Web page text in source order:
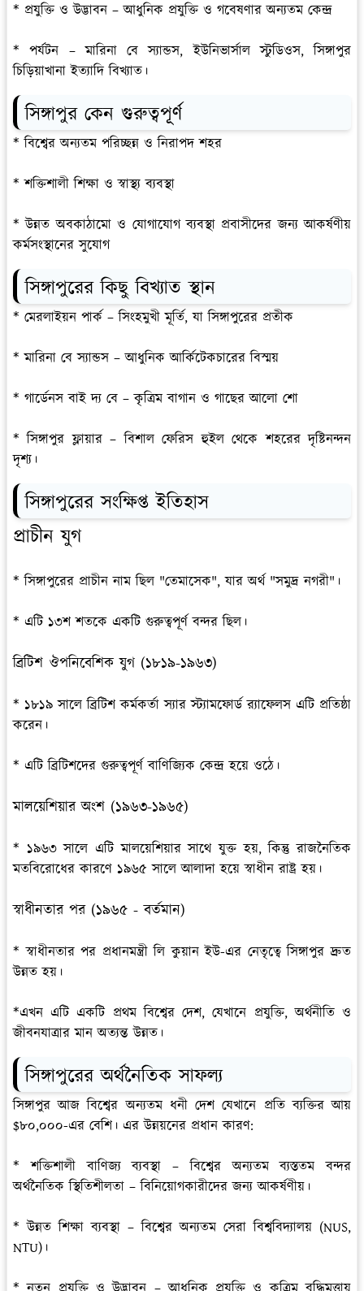
* প্রযুক্তি ও উদ্ভাবন – আধুনিক প্রযুক্তি ও গবেষণার অন্যতম কেন্দ্র
* পর্যটন – মারিনা বে স্যান্ডস, ইউনিভার্সাল স্টুডিওস, সিঙ্গাপুর
চিড়িয়াখানা ইত্যাদি বিখ্যাত।
সিঙ্গাপুর কেন গুরুত্বপূর্ণ
* বিশ্বের অন্যতম পরিচ্ছন্ন ও নিরাপদ শহর
* শক্তিশালী শিক্ষা ও স্বাস্থ্য ব্যবস্থা
* উন্নত অবকাঠামো ও যোগাযোগ ব্যবস্থা প্রবাসীদের জন্য আকর্ষণীয়
কর্মসংস্থানের সুযোগ
সিঙ্গাপুরের কিছু বিখ্যাত স্থান
* মেরলাইয়ন পার্ক – সিংহমুখী মূর্তি, যা সিঙ্গাপুরের প্রতীক
* মারিনা বে স্যান্ডস – আধুনিক আর্কিটেকচারের বিস্ময়
* গার্ডেনস বাই দ্য বে – কৃত্রিম বাগান ও গাছের আলো শো
* সিঙ্গাপুর ফ্লায়ার – বিশাল ফেরিস হুইল থেকে শহরের দৃষ্টিনন্দন
দৃশ্য।
সিঙ্গাপুরের সংক্ষিপ্ত ইতিহাস
প্রাচীন যুগ
* সিঙ্গাপুরের প্রাচীন নাম ছিল "তেমাসেক", যার অর্থ "সমুদ্র নগরী"।
* এটি ১৩শ শতকে একটি গুরুত্বপূর্ণ বন্দর ছিল।
ব্রিটিশ ঔপনিবেশিক যুগ (১৮১৯-১৯৬৩)
* ১৮১৯ সালে ব্রিটিশ কর্মকর্তা স্যার স্ট্যামফোর্ড র‍্যাফেলস এটি প্রতিষ্ঠা
করেন।
* এটি ব্রিটিশদের গুরুত্বপূর্ণ বাণিজ্যিক কেন্দ্র হয়ে ওঠে।
মালয়েশিয়ার অংশ (১৯৬৩-১৯৬৫)
* ১৯৬৩ সালে এটি মালয়েশিয়ার সাথে যুক্ত হয়, কিন্তু রাজনৈতিক
মতবিরোধের কারণে ১৯৬৫ সালে আলাদা হয়ে স্বাধীন রাষ্ট্র হয়।
স্বাধীনতার পর (১৯৬৫ - বর্তমান)
* স্বাধীনতার পর প্রধানমন্ত্রী লি কুয়ান ইউ-এর নেতৃত্বে সিঙ্গাপুর দ্রুত
উন্নত হয়।
*এখন এটি একটি প্রথম বিশ্বের দেশ, যেখানে প্রযুক্তি, অর্থনীতি ও
জীবনযাত্রার মান অত্যন্ত উন্নত।
সিঙ্গাপুরের অর্থনৈতিক সাফল্য
সিঙ্গাপুর আজ বিশ্বের অন্যতম ধনী দেশ যেখানে প্রতি ব্যক্তির আয়
$৮০,০০০-এর বেশি। এর উন্নয়নের প্রধান কারণ:
* শক্তিশালী বাণিজ্য ব্যবস্থা – বিশ্বের অন্যতম ব্যস্ততম বন্দর
অর্থনৈতিক স্থিতিশীলতা – বিনিয়োগকারীদের জন্য আকর্ষণীয়।
* উন্নত শিক্ষা ব্যবস্থা – বিশ্বের অন্যতম সেরা বিশ্ববিদ্যালয় (NUS,
NTU)।